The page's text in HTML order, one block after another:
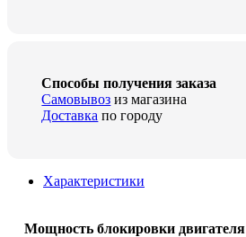
Способы получения заказа
Самовывоз из магазина
Доставка по городу
Характеристики
Мощность блокировки двигателя